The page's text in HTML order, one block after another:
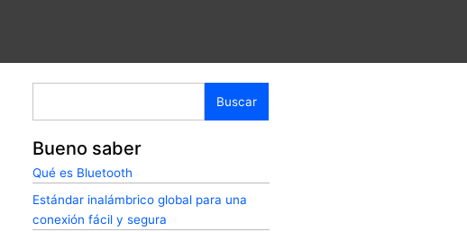
Bueno saber
Qué es Bluetooth
Estándar inalámbrico global para una
conexión fácil y segura